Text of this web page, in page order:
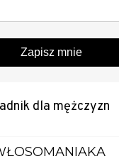
Zapisz mnie